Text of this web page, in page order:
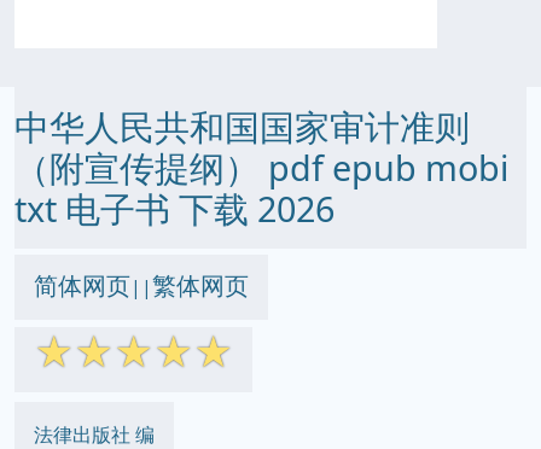
中华人民共和国国家审计准则
（附宣传提纲） pdf epub mobi
txt 电子书 下载 2026
简体网页||繁体网页
☆☆☆☆☆
法律出版社 编